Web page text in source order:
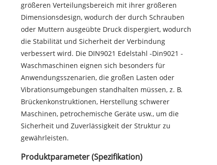
größeren Verteilungsbereich mit ihrer größeren
Dimensionsdesign, wodurch der durch Schrauben
oder Muttern ausgeübte Druck dispergiert, wodurch
die Stabilität und Sicherheit der Verbindung
verbessert wird. Die DIN9021 Edelstahl -Din9021 -
Waschmaschinen eignen sich besonders für
Anwendungsszenarien, die großen Lasten oder
Vibrationsumgebungen standhalten müssen, z. B.
Brückenkonstruktionen, Herstellung schwerer
Maschinen, petrochemische Geräte usw., um die
Sicherheit und Zuverlässigkeit der Struktur zu
gewährleisten.
Produktparameter (Spezifikation)